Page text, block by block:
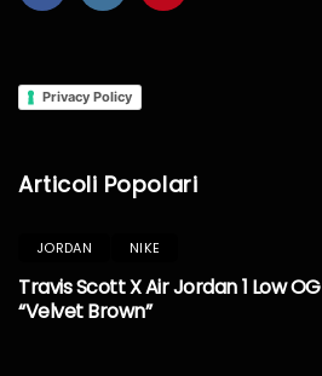
Privacy Policy
Articoli Popolari
JORDAN NIKE
Travis Scott X Air Jordan 1 Low OG
“Velvet Brown”